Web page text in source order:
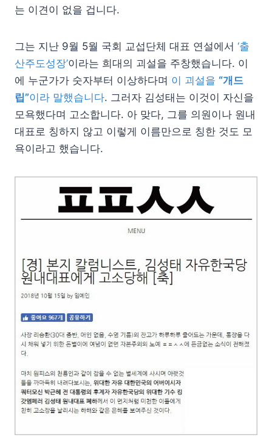
는 이견이 없을 겁니다.
그는 지난 9월 5월 국회 교섭단체 대표 연설에서 ‘출
산주도성장’이라는 희대의 괴설을 주창했습니다. 이
에 누군가가 숫자부터 이상하다며 이 괴설을 “개드
립”이라 말했습니다. 그러자 김성태는 이것이 자신을
모욕했다며 고소합니다. 아 맞다, 그를 의원이나 원내
대표로 칭하지 않고 이렇게 이름만으로 칭한 것도 모
욕이라고 했습니다.